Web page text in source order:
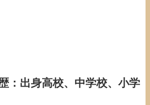
：出身高校、中学校、小学